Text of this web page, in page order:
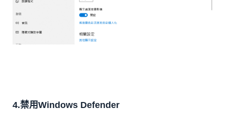
4.禁用Windows Defender